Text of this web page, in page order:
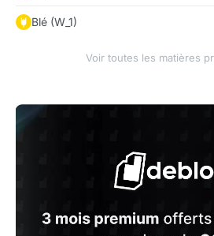
Blé (W_1)
Voir toutes les matières